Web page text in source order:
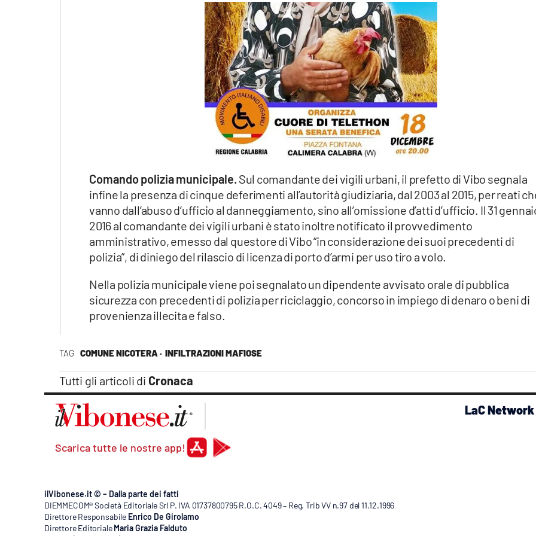
TAG COMUNE NICOTERA · INFILTRAZIONI MAFIOSE
Tutti gli articoli di Cronaca
Comando polizia municipale. Sul comandante dei vigili urbani, il prefetto di Vibo segnala
infine la presenza di cinque deferimenti all’autorità giudiziaria, dal 2003 al 2015, per reati
vanno dall’abuso d’ufficio al danneggiamento, sino all’omissione d’atti d’ufficio. Il 31
2016 al comandante dei vigili urbani è stato inoltre notificato il provvedimento
amministrativo, emesso dal questore di Vibo “in considerazione dei suoi precedenti di
polizia”, di diniego del rilascio di licenza di porto d’armi per uso tiro a volo.
Nella polizia municipale viene poi segnalato un dipendente avvisato orale di pubblica
sicurezza con precedenti di polizia per riciclaggio, concorso in impiego di denaro o beni di
provenienza illecita e falso.
Scarica tutte le nostre app!
LaC Network
ilVibonese.it © – Dalla parte dei fatti
DIEMMECOM® Società Editoriale Srl P. IVA 01737800795 R.O.C. 4049 – Reg. Trib VV n.97 del 11.12.1996
Direttore Responsabile Enrico De Girolamo
Direttore Editoriale Maria Grazia Falduto